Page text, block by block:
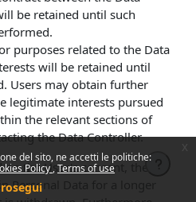
del sito, ne accetti le politiche:
Policy Terms of use
be retained until such
purposes related to the Data
will be retained until
Users may obtain further
legitimate interests pursued
the relevant sections of
the Data Controller.
on the User's consent, the
Personal Data for a longer